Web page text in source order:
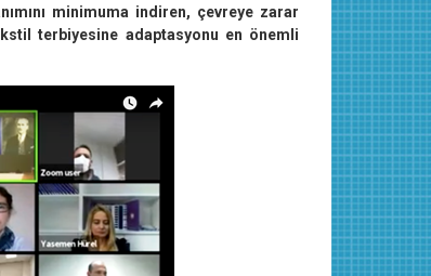
minimuma indiren, çevreye zarar
terbiyesine adaptasyonu en önemli